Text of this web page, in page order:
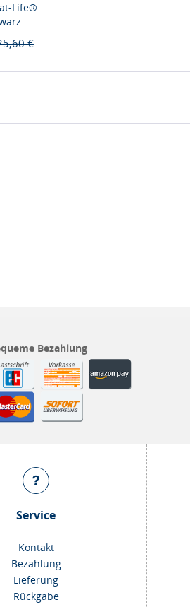
Life®
€
Bezahlung
Service
Kontakt
Bezahlung
Lieferung
Rückgabe